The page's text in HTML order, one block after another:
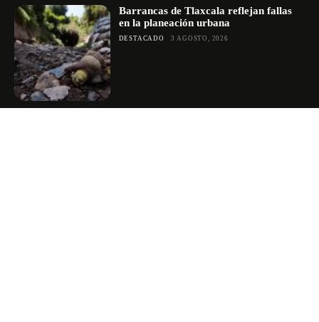
Barrancas de Tlaxcala reflejan fallas
en la planeación urbana
DESTACADO 3 AGOSTO, 2026